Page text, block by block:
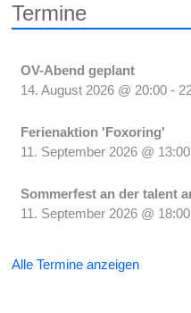
Termine
OV-Abend geplant
14. August 2026 @ 20:00 -
Ferienaktion 'Foxoring'
11. September 2026 @ 13:00
Sommerfest an der talent
11. September 2026 @ 18:00
Alle Termine anzeigen